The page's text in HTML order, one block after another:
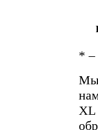
* –
Мы
XL